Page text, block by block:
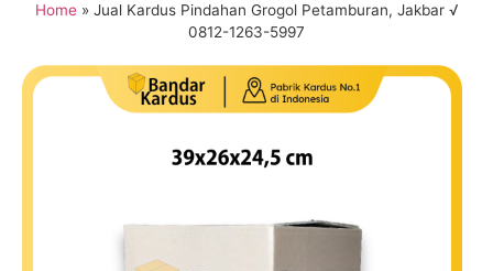
Home» Jual Kardus Pindahan Grogol Petamburan, Jakbar √
0812-1263-5997